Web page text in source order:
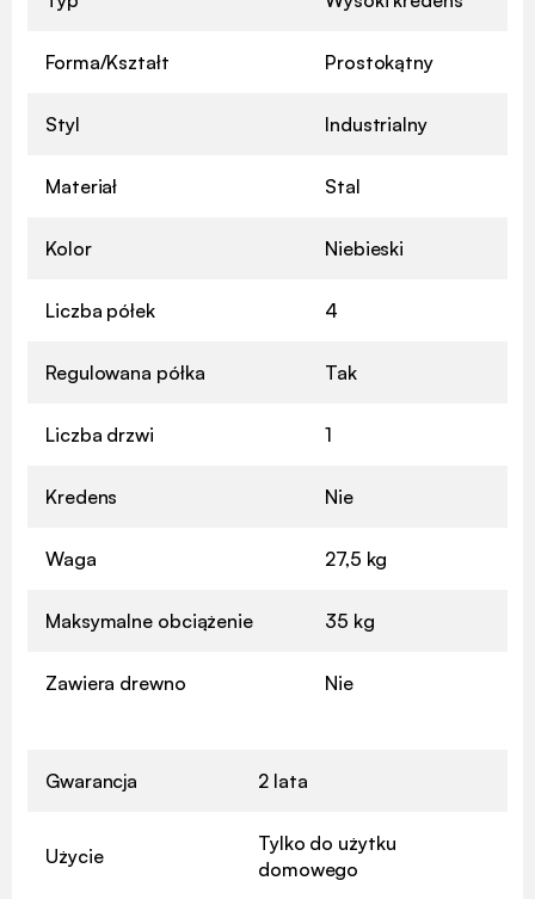
Forma/Kształt Prostokątny
Styl Industrialny
Materiał Stal
Kolor Niebieski
Liczba półek 4
Regulowana półka Tak
Liczba drzwi 1
Kredens Nie
Waga 27,5 kg
Maksymalne obciążenie 35 kg
Zawiera drewno Nie
Gwarancja 2 lata
Użycie
Tylko do użytku
domowego